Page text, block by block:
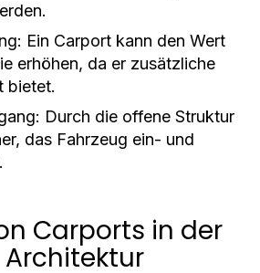
Ein Carport kann den Wert
erhöhen, da er zusätzliche
bietet.
Durch die offene Struktur
das Fahrzeug ein- und
Carports in der